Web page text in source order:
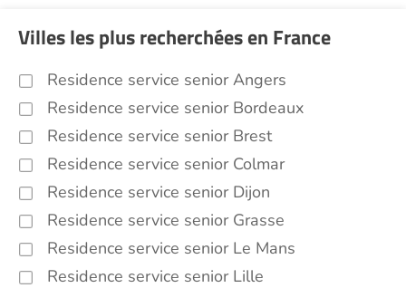
Villes les plus recherchées en France
Residence service senior Angers
Residence service senior Bordeaux
Residence service senior Brest
Residence service senior Colmar
Residence service senior Dijon
Residence service senior Grasse
Residence service senior Le Mans
Residence service senior Lille